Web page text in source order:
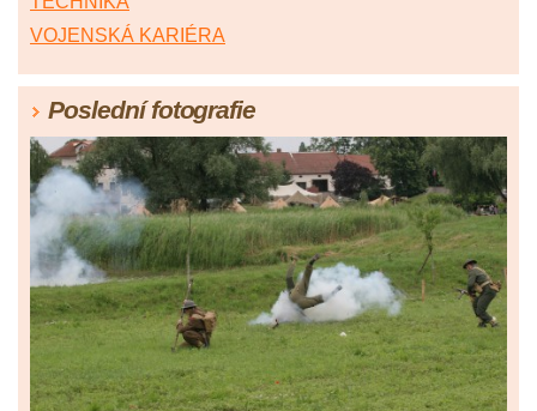
VOJENSKÁ KARIÉRA
Poslední fotografie